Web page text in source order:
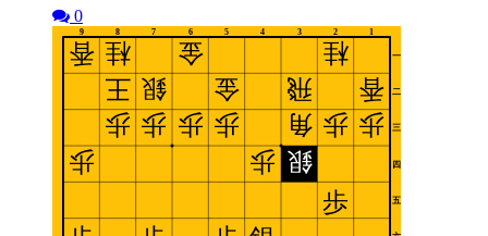
0